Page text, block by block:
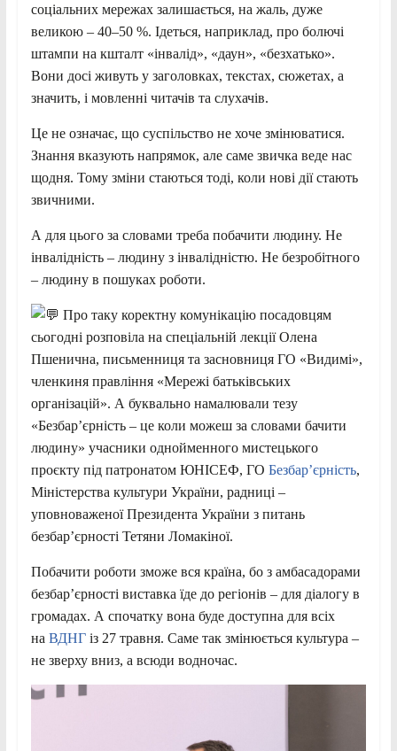
соціальних мережах залишається, на жаль, дуже
великою – 40–50 %. Ідеться, наприклад, про болючі
штампи на кшталт «інвалід», «даун», «безхатько».
Вони досі живуть у заголовках, текстах, сюжетах, а
значить, і мовленні читачів та слухачів.
Це не означає, що суспільство не хоче змінюватися.
Знання вказують напрямок, але саме звичка веде нас
щодня. Тому зміни стаються тоді, коли нові дії стають
звичними.
А для цього за словами треба побачити людину. Не
інвалідність – людину з інвалідністю. Не безробітного
– людину в пошуках роботи.
Про таку коректну комунікацію посадовцям
сьогодні розповіла на спеціальній лекції Олена
Пшенична, письменниця та засновниця ГО «Видимі»,
членкиня правління «Мережі батьківських
організацій». А буквально намалювали тезу
«Безбар’єрність – це коли можеш за словами бачити
людину» учасники однойменного мистецького
проєкту під патронатом ЮНІСЕФ, ГО Безбар’єрність,
Міністерства культури України, радниці –
уповноваженої Президента України з питань
безбар’єрності Тетяни Ломакіної.
Побачити роботи зможе вся країна, бо з амбасадорами
безбар’єрності виставка їде до регіонів – для діалогу в
громадах. А спочатку вона буде доступна для всіх
на ВДНГіз 27 травня. Саме так змінюється культура –
не зверху вниз, а всюди водночас.